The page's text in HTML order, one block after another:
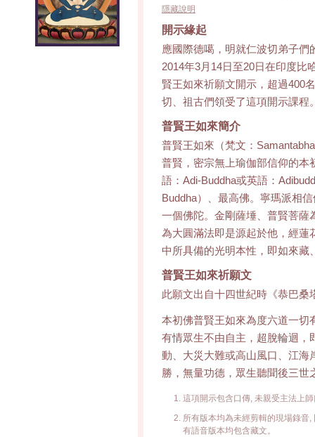
隱藏說明
開示緣起
應國際德噶，明就仁波切弟子
2014年3月14日至20日在印度比
賢王如來祈願文開示，超過400
切、祖古們領受了這項開示課程
普賢王如來簡介
普賢王如來（梵文：
普賢，密宗無上瑜伽部信仰的本
語：Adi-Buddha或英語：
Buddha）、最高佛。寧瑪派相
一個佛陀。金剛薩埵、普賢菩薩
為大圓滿法即是源起於他，經蓮
中所具備的光明本性，即如來藏
普賢王如來祈願文
此願文出自十四世紀時《恭巴
本初佛普賢王如來為度六道一切
有情眾生不由自主，超脫輪迴，
動、大災大難或高山風口、江海
勝，無量功德，眾生聽聞後三世
這項開示包含口傳, 未親受主法上
所有版本均為未經剪輯的現場錄音
有語音版本均包含藏文。